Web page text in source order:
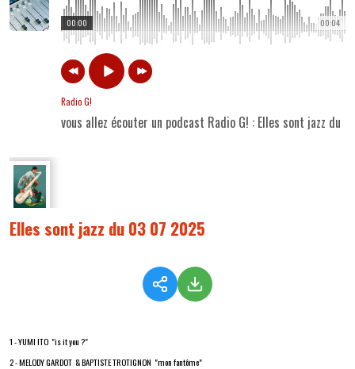
00:04
00:00
Radio G!
vous allez écouter un podcast Radio G! : Elles sont jazz du
Elles sont jazz du 03 07 2025
1 - YUMI ITO "is it you ?"
2 - MELODY GARDOT & BAPTISTE TROTIGNON "mon fantôme"